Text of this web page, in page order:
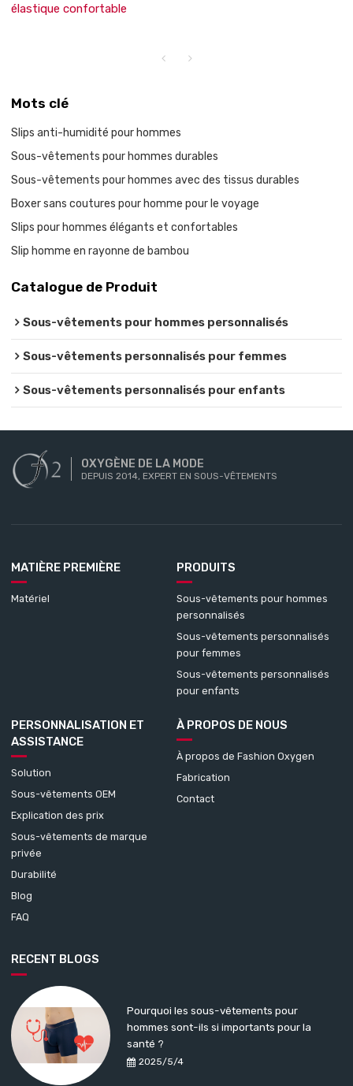
élastique confortable
Mots clé
Slips anti-humidité pour hommes
Sous-vêtements pour hommes durables
Sous-vêtements pour hommes avec des tissus durables
Boxer sans coutures pour homme pour le voyage
Slips pour hommes élégants et confortables
Slip homme en rayonne de bambou
Catalogue de Produit
Sous-vêtements pour hommes personnalisés
Sous-vêtements personnalisés pour femmes
Sous-vêtements personnalisés pour enfants
OXYGÈNE DE LA MODE
DEPUIS 2014, EXPERT EN SOUS-VÊTEMENTS
MATIÈRE PREMIÈRE
Matériel
PRODUITS
Sous-vêtements pour hommes
personnalisés
Sous-vêtements personnalisés
pour femmes
Sous-vêtements personnalisés
pour enfants
PERSONNALISATION ET
ASSISTANCE
Solution
Sous-vêtements OEM
Explication des prix
Sous-vêtements de marque
privée
Durabilité
Blog
FAQ
À PROPOS DE NOUS
À propos de Fashion Oxygen
Fabrication
Contact
RECENT BLOGS
2025/5/4
Pourquoi les sous-vêtements pour
hommes sont-ils si importants pour la
santé ?